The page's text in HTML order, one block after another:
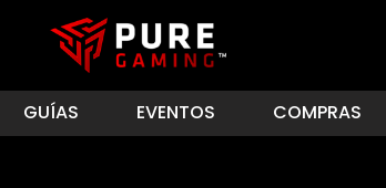
GUÍAS EVENTOS COMPRAS